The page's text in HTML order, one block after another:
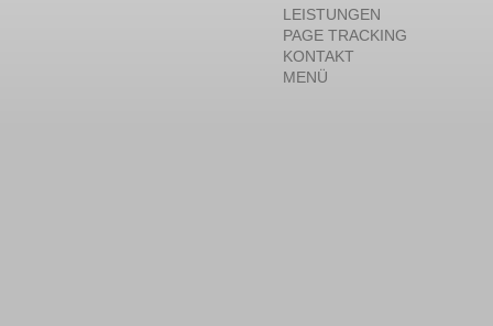
LEISTUNGEN
PAGE TRACKING
KONTAKT
MENÜ